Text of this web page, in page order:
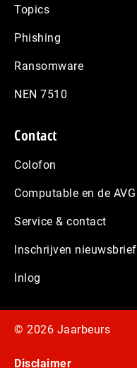
Topics
Phishing
Ransomware
NEN 7510
Contact
Colofon
Computable en de AVG
Service & contact
Inschrijven nieuwsbrief
Inlog
© 2026 Jaarbeurs
Disclaimer